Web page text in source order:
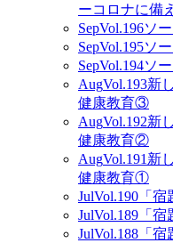
ーコロナに備
SepVol.196ソ
SepVol.195ソ
SepVol.194ソ
AugVol.193新
健康教育③
AugVol.192新
健康教育②
AugVol.191 新
健康教育①
JulVol.190 「
JulVol.189 「
JulVol.188 「